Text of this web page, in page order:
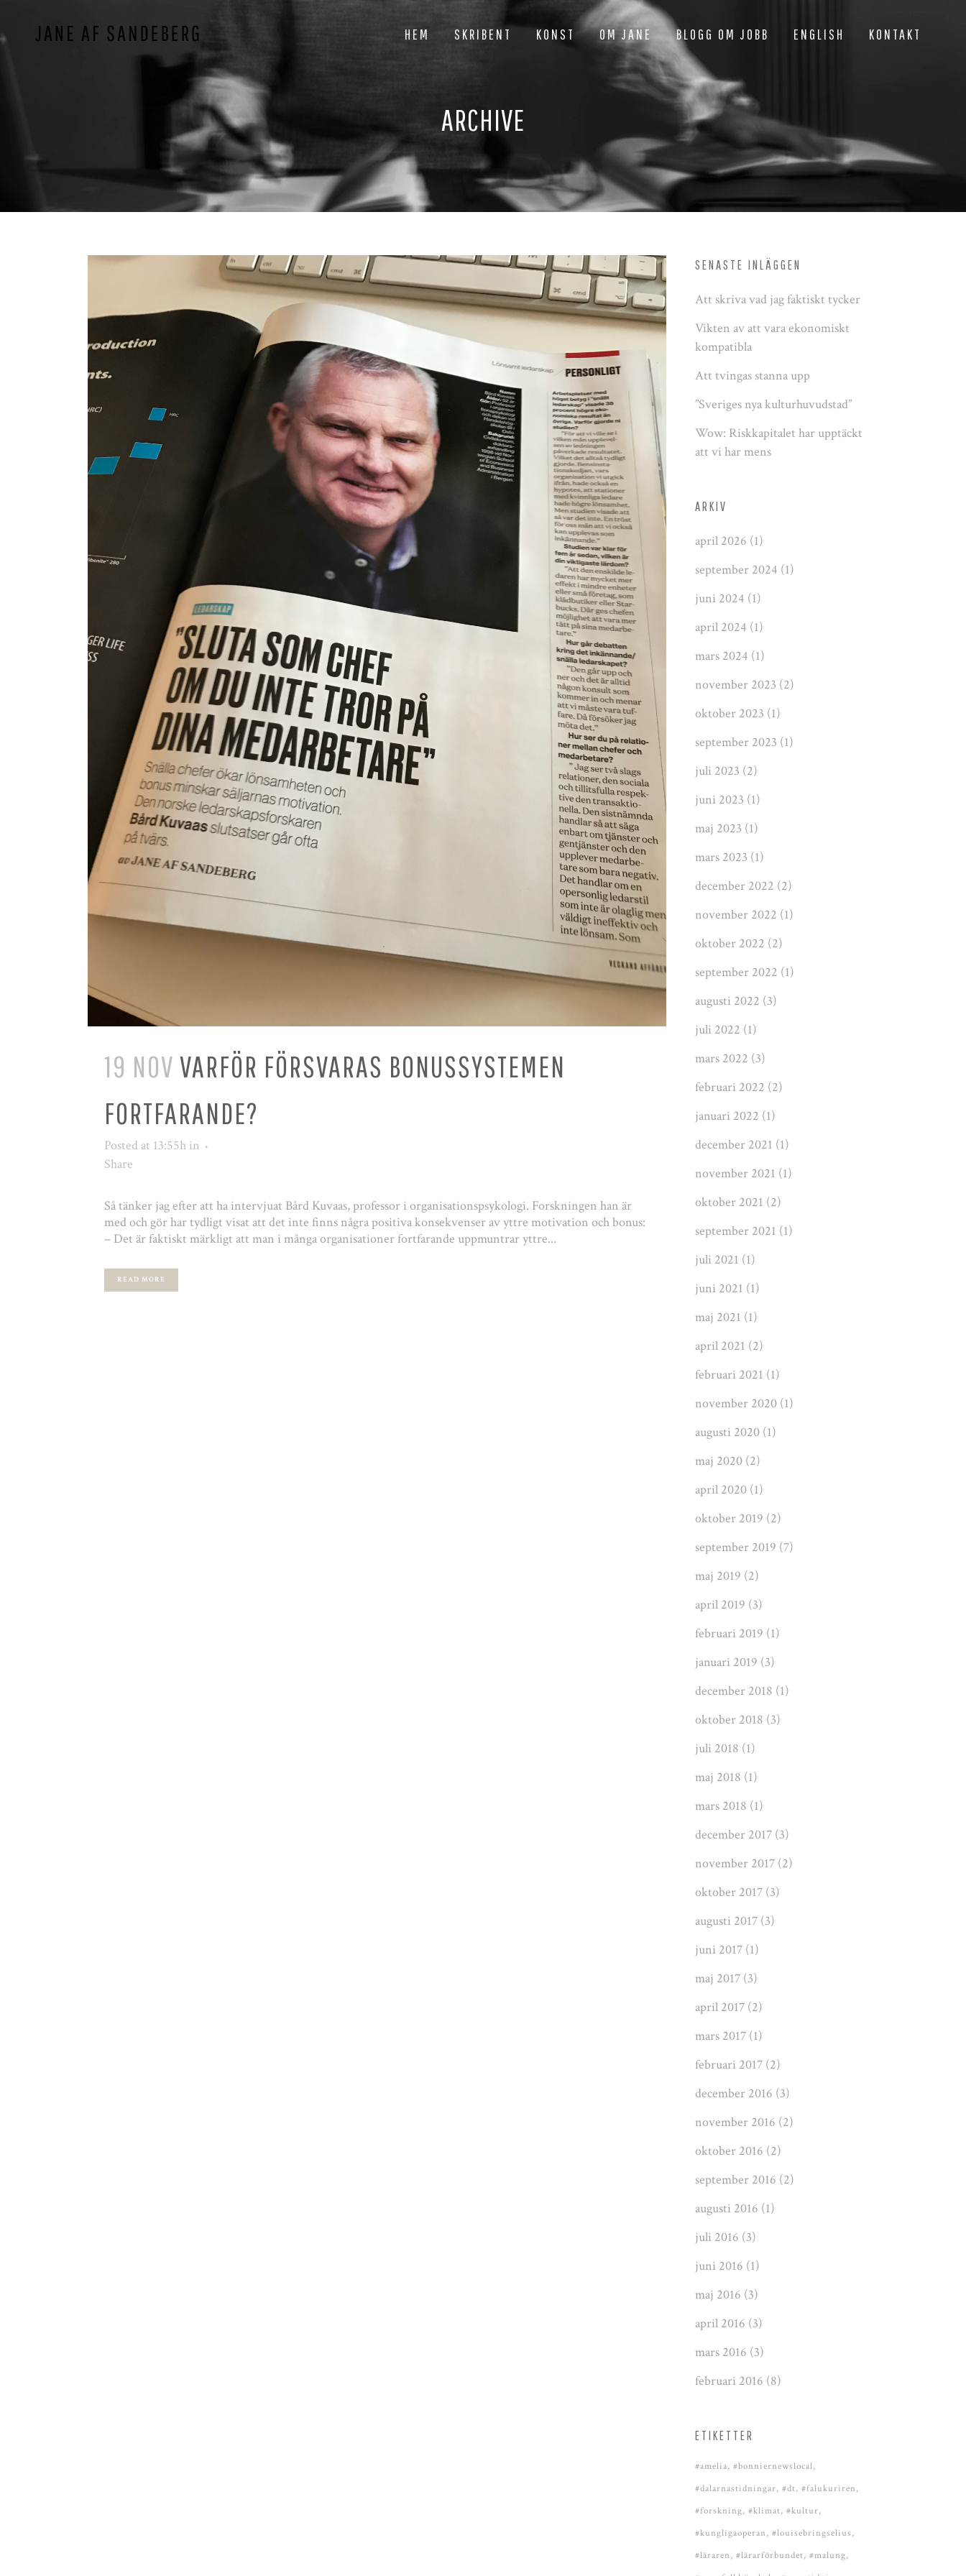
HEM SKRIBENT KONST OM JANE BLOGG OM JOBB ENGLISH KONTAKT
ARCHIVE
19 NOV VARFÖR FÖRSVARAS BONUSSYSTEMEN
FORTFARANDE?
Posted at 13:55h in
Share
Så tänker jag efter att ha intervjuat Bård Kuvaas, professor i organisationspsykologi. Forskningen han är
med och gör har tydligt visat att det inte finns några positiva konsekvenser av yttre motivation och bonus:
– Det är faktiskt märkligt att man i många organisationer fortfarande uppmuntrar yttre...
READ MORE
SENASTE INLÄGGEN
Att skriva vad jag faktiskt tycker
Vikten av att vara ekonomiskt
kompatibla
Att tvingas stanna upp
”Sveriges nya kulturhuvudstad”
Wow: Riskkapitalet har upptäckt
att vi har mens
ARKIV
april 2026 (1)
september 2024 (1)
juni 2024 (1)
april 2024 (1)
mars 2024 (1)
november 2023 (2)
oktober 2023 (1)
september 2023 (1)
juli 2023 (2)
juni 2023 (1)
maj 2023 (1)
mars 2023 (1)
december 2022 (2)
november 2022 (1)
oktober 2022 (2)
september 2022 (1)
augusti 2022 (3)
juli 2022 (1)
mars 2022 (3)
februari 2022 (2)
januari 2022 (1)
december 2021 (1)
november 2021 (1)
oktober 2021 (2)
september 2021 (1)
juli 2021 (1)
juni 2021 (1)
maj 2021 (1)
april 2021 (2)
februari 2021 (1)
november 2020 (1)
augusti 2020 (1)
maj 2020 (2)
april 2020 (1)
oktober 2019 (2)
september 2019 (7)
maj 2019 (2)
april 2019 (3)
februari 2019 (1)
januari 2019 (3)
december 2018 (1)
oktober 2018 (3)
juli 2018 (1)
maj 2018 (1)
mars 2018 (1)
december 2017 (3)
november 2017 (2)
oktober 2017 (3)
augusti 2017 (3)
juni 2017 (1)
maj 2017 (3)
april 2017 (2)
mars 2017 (1)
februari 2017 (2)
december 2016 (3)
november 2016 (2)
oktober 2016 (2)
september 2016 (2)
augusti 2016 (1)
juli 2016 (3)
juni 2016 (1)
maj 2016 (3)
april 2016 (3)
mars 2016 (3)
februari 2016 (8)
ETIKETTER
#amelia #bonniernewslocal
#dalarnastidningar #dt #falukuriren
#forskning #klimat #kultur
#kungligaoperan #louisebringselius
#läraren #lärarförbundet #malung